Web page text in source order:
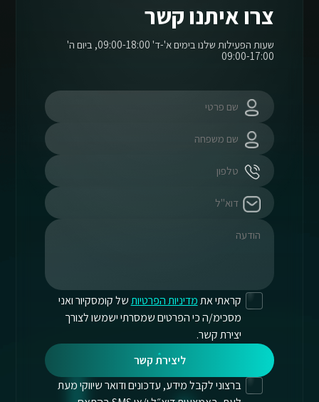
צרו איתנו קשר
שעות הפעילות שלנו בימים א'-ד' 09:00-18:00, ביום ה'
09:00-17:00
קראתי אתמדיניות הפרטיותשל קומסקיור ואני
מסכימ/ה כי הפרטים שמסרתי ישמשו לצורך
יצירת קשר.
ליצירת קשר
ברצוני לקבל מידע, עדכונים ודואר שיווקי מעת